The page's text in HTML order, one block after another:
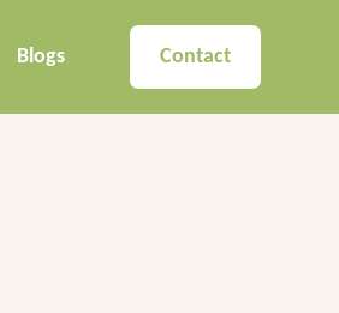
Blogs Contact